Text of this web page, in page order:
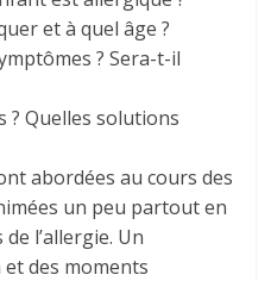
et à quel âge ?
? Sera-t-il
? Quelles solutions
abordées au cours des
un peu partout en
l’allergie. Un
des moments